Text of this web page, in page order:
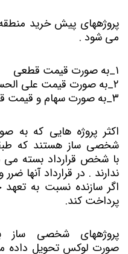
پروژههای پیش خرید
می شود .
۱_به صورت قیمت قطعی
۲_به صورت قیمت علی الحساب و تعاونی ساز
۳_به صورت سهام و قیمت قطعی
اکثر پروژه هایی که
شخصی ساز هستند که
با شخص قرارداد بسته
ندارند . در قرارداد آنها
اگر سازنده نسبت به
پرداخت کند.
پروژههای شخصی ساز
صورت لوکس تحویل داده